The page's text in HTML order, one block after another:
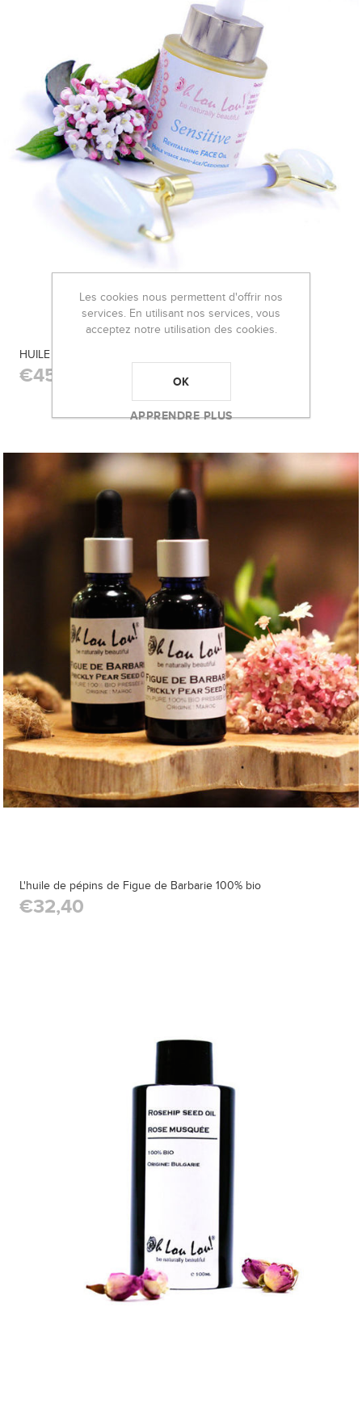
HUILE VISAGE SENSITIVE 100% BIOLOGIQUE
€45,00
L'huile de pépins de Figue de Barbarie 100% bio
€32,40
Les cookies nous permettent d'offrir nos
services. En utilisant nos services, vous
acceptez notre utilisation des cookies.
OK
APPRENDRE PLUS